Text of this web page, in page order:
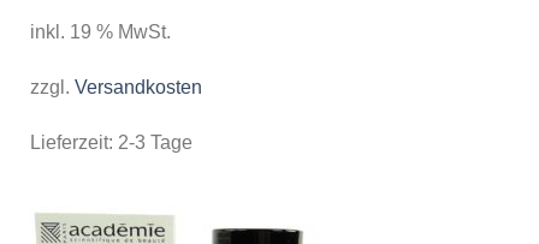
inkl. 19 % MwSt.
zzgl. Versandkosten
Lieferzeit: 2-3 Tage